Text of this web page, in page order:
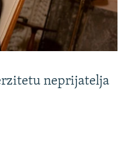
neprijatelja